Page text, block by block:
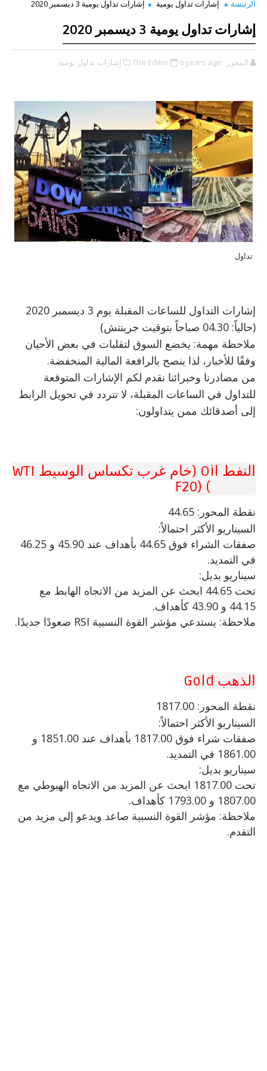
الرئيسة إشارات تداول يومية إشارات تداول يومية 3 ديسمبر 2020
إشارات تداول يومية 3 ديسمبر 2020
المحرر The Editor 6 years ago إشارات تداول يومية,
تداول
إشارات التداول للساعات المقبلة يوم 3 ديسمبر 2020
(حالياً: 04.30 صباحاً بتوقيت جرينتش)
ملاحظة مهمة: يخضع السوق لتقلبات في بعض الأحيان
وفقًا للأخبار، لذا ينصح بالرافعة المالية المنخفضة.
من مصادرنا وخبرائنا نقدم لكم الإشارات المتوقعة
للتداول في الساعات المقبلة، لا تتردد في تحويل الرابط
إلى أصدقائك ممن يتداولون:
النفط Oil (خام غرب تكساس الوسيط WTI
نقطة المحور: 44.65
السيناريو الأكثر احتمالاً:
صفقات الشراء فوق 44.65 بأهداف عند 45.90 و 46.25
في التمديد.
سيناريو بديل:
تحت 44.65 ابحث عن المزيد من الاتجاه الهابط مع
44.15 و 43.90 كأهداف.
ملاحظة: يستدعي مؤشر القوة النسبية RSI صعودًا جديدًا.
الذهب Gold
نقطة المحور: 1817.00
السيناريو الأكثر احتمالاً:
صفقات شراء فوق 1817.00 بأهداف عند 1851.00 و
1861.00 في التمديد.
سيناريو بديل:
تحت 1817.00 ابحث عن المزيد من الاتجاه الهبوطي مع
1807.00 و 1793.00 كأهداف.
ملاحظة: مؤشر القوة النسبية صاعد ويدعو إلى مزيد من
التقدم.